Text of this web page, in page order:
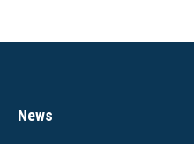
News